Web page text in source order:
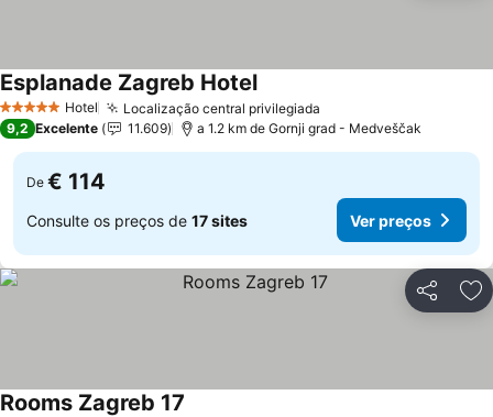
5 Estrelas Hotel Localização central privilegiada
Esplanade Zagreb Hotel
9,2 Excelente 11.609 a 1.2 km de Gornji grad - Medveščak
De € 114
Consulte os preços de 17 sites Ver preços
Partilhar
Rooms Zagreb 17